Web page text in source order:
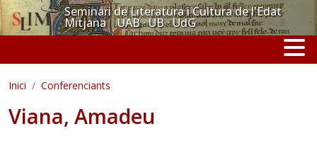
Vés al contingutSeminari de Literatura i Cultura de l'Edat
Mitjana UAB · UB · UdG
Inici Conferenciants
Viana, Amadeu